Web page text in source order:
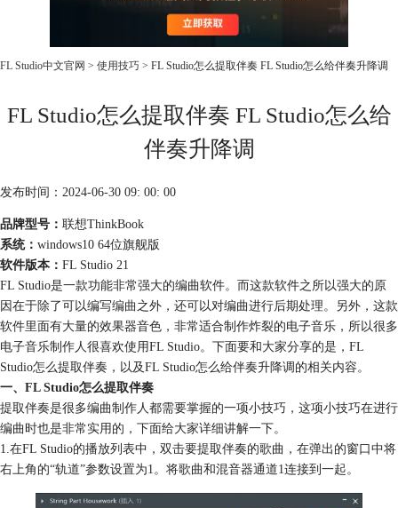
FL Studio中文官网 > 使用技巧 > FL Studio怎么提取伴奏 FL Studio怎么给伴奏升降调
FL Studio怎么提取伴奏 FL Studio怎么给
伴奏升降调
发布时间：2024-06-30 09: 00: 00
品牌型号： 联想ThinkBook
系统： windows10 64位旗舰版
软件版本： FL Studio 21
FL Studio是一款功能非常强大的编曲软件。而这款软件之所以强大的原
因在于除了可以编写编曲之外，还可以对编曲进行后期处理。另外，这款
软件里面有大量的效果器音色，非常适合制作炸裂的电子音乐，所以很多
电子音乐制作人很喜欢使用FL Studio。下面要和大家分享的是，FL
Studio怎么提取伴奏，以及FL Studio怎么给伴奏升降调的相关内容。
一、FL Studio怎么提取伴奏
提取伴奏是很多编曲制作人都需要掌握的一项小技巧，这项小技巧在进行
编曲时也是非常实用的，下面给大家详细讲解一下。
1.在FL Studio的播放列表中，双击要提取伴奏的歌曲，在弹出的窗口中将
右上角的“轨道”参数设置为1。将歌曲和混音器通道1连接到一起。